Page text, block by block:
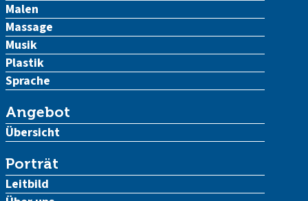
Malen
Massage
Musik
Plastik
Sprache
Angebot
Übersicht
Porträt
Leitbild